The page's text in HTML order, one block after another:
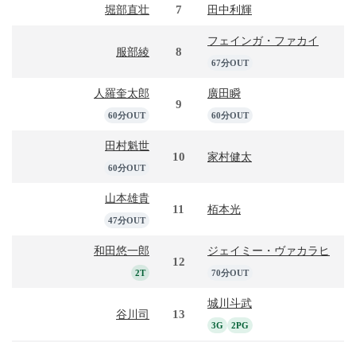
堀部直壮 7 田中利輝
服部綾 8
フェインガ・ファカイ
67分OUT
人羅奎太郎
60分OUT
9
廣田瞬
60分OUT
田村魁世
60分OUT
10 家村健太
山本雄貴
47分OUT
11 栢本光
和田悠一郎
2T
12
ジェイミー・ヴァカラヒ
70分OUT
谷川司 13
城川斗武
3G 2PG